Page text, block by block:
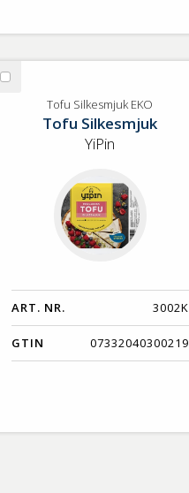
Välj
Silkesmjuk
Tofu Silkesmjuk EKO
Tofu Silkesmjuk
YiPin
ART. NR. 3002K
GTIN 07332040300219